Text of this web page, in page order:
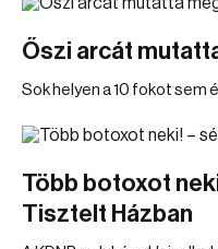
Őszi arcát
Sok helyen a 10 fokot sem
Több botoxot
Tisztelt Házban